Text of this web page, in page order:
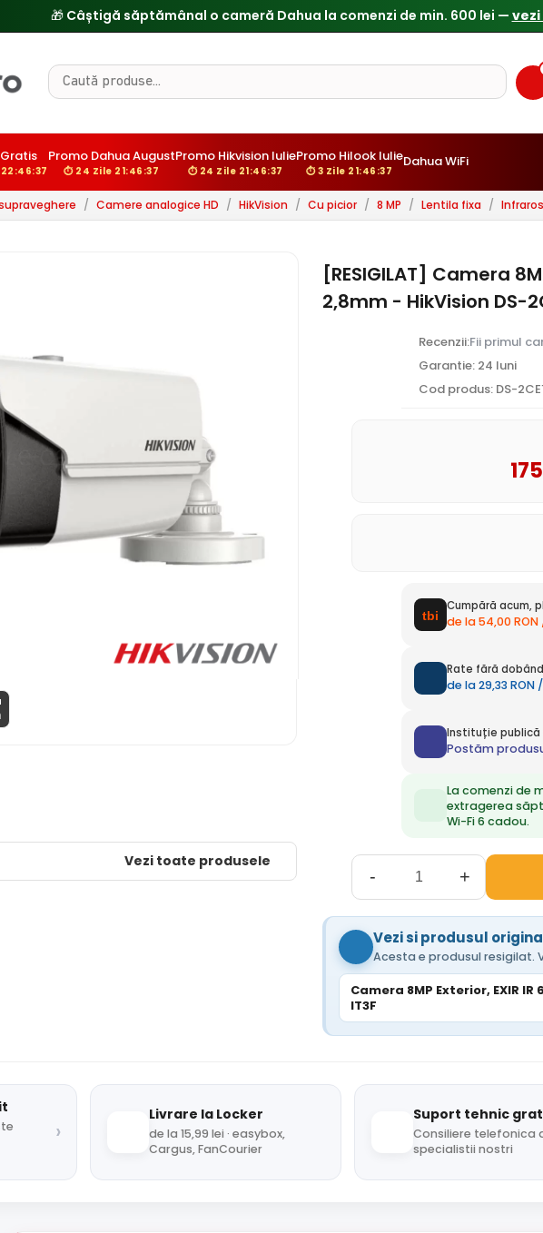
🎁 Câștigă săptămânal o cameră Dahua la comenzi de min. 600 lei —
Promo Dahua August
⏱ 24 Zile 21:46:36
Promo Hikvision Iulie
⏱ 24 Zile 21:46:36
Promo Hilook Iulie
⏱ 3 Zile 21:46:36
Dahua WiFi
/ Camere analogice HD / HikVision / Cu picior / 8 MP / Lentila fixa /
Vezi toate produsele
[RESIGILAT] Camera
2,8mm - HikVision DS-
Recenzii:Fii primul
Garantie: 24 luni
Cod produs: DS-
175
Cumpără acum,
de la 54,00
Rate fără
de la 29,33
Instituție publică
Postăm
La comenzi de
extragerea
Wi-Fi 6 cadou.
- +
Vezi si produsul
Acesta e produsul resigilat.
Camera 8MP Exterior, EXIR
IT3F
›
Livrare la Locker
de la 15,99 lei · easybox,
Cargus, FanCourier
Suport tehnic
Consiliere telefonica
specialistii nostri